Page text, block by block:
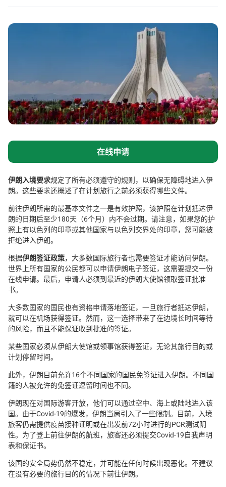
在线申请
伊朗入境要求规定了所有必须遵守的规则，以确保无障碍地进入伊
朗。这些要求还概述了在计划旅行之前必须获得哪些文件。
前往伊朗所需的最基本文件之一是有效护照，该护照在计划抵达伊
朗的日期后至少180天（6个月）内不会过期。请注意，如果您的护
照上有以色列的印章或其他国家与以色列交界处的印章，您可能被
拒绝进入伊朗。
根据伊朗签证政策，大多数国际旅行者也需要签证才能访问伊朗。
世界上所有国家的公民都可以申请伊朗电子签证，这需要提交一份
在线申请。最后，申请人必须到最近的伊朗大使馆领取签证批准
书。
大多数国家的国民也有资格申请落地签证，一旦旅行者抵达伊朗，
就可以在机场获得签证。然而，这一选择带来了在边境长时间等待
的风险，而且不能保证收到批准的签证。
某些国家必须从伊朗大使馆或领事馆获得签证，无论其旅行目的或
计划停留时间。
此外，伊朗目前允许16个不同国家的国民免签证进入伊朗。不同国
籍的人被允许的免签证逗留时间也不同。
伊朗现在对国际游客开放，他们可以通过空中、海上或陆地进入该
国。由于Covid-19的爆发，伊朗当局引入了一些限制。目前，入境
旅客仍需提供疫苗接种证明或在出发前72小时进行的PCR测试阴
性。为了登上前往伊朗的航班，旅客还必须提交Covid-19自我声明
表和保证书。
该国的安全局势仍然不稳定，并可能在任何时候出现恶化。不建议
在没有必要的旅行目的的情况下前往伊朗。